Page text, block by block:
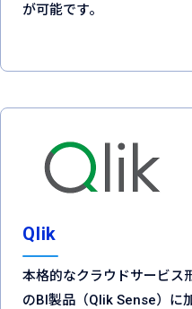
が可能です。
Qlik
本格的なクラウドサービス
のBI製品（Qlik Sense）に